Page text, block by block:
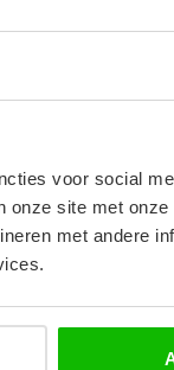
voor social
onze site met
met andere